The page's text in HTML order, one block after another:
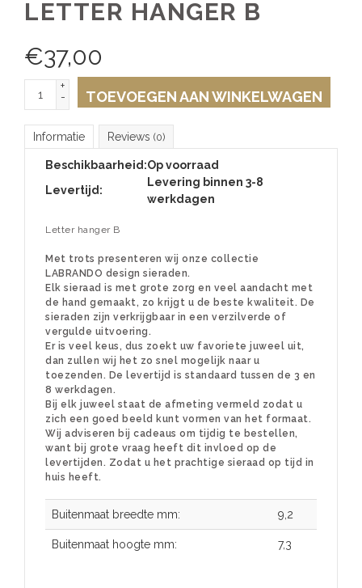
LETTER HANGER B
€37,00
+
-
TOEVOEGEN AAN WINKELWAGEN
Informatie Reviews (0)
Beschikbaarheid:Op voorraad
Levertijd:
Levering binnen 3-8
werkdagen
Letter hanger B
Met trots presenteren wij onze collectie
LABRANDO design sieraden.
Elk sieraad is met grote zorg en veel aandacht met
de hand gemaakt, zo krijgt u de beste kwaliteit. De
sieraden zijn verkrijgbaar in een verzilverde of
vergulde uitvoering.
Er is veel keus, dus zoekt uw favoriete juweel uit,
dan zullen wij het zo snel mogelijk naar u
toezenden. De levertijd is standaard tussen de 3 en
8 werkdagen.
Bij elk juweel staat de afmeting vermeld zodat u
zich een goed beeld kunt vormen van het formaat.
Wij adviseren bij cadeaus om tijdig te bestellen,
want bij grote vraag heeft dit invloed op de
levertijden. Zodat u het prachtige sieraad op tijd in
huis heeft.
Buitenmaat breedte mm: 9,2
Buitenmaat hoogte mm: 7,3